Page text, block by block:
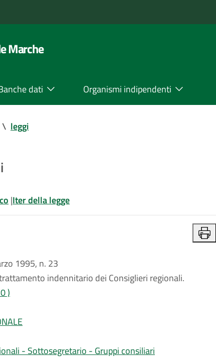
Marche
dati Organismi indipendenti
\ leggi
|Iter della legge
1995, n. 23
indennitario dei Consiglieri regionali.
)
- Sottosegretario - Gruppi consiliari